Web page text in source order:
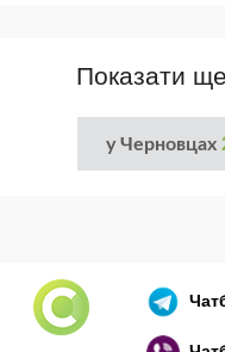
Показати ще
у Черновцах